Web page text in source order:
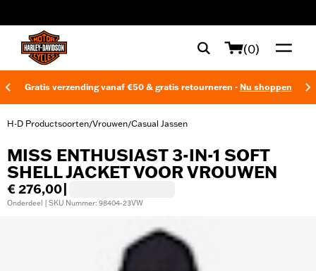
(0)
Gratis verzending vanaf €50 & gratis retourneren - Nu shoppen
H-D Productsoorten/Vrouwen/Casual Jassen
MISS ENTHUSIAST 3-IN-1 SOFT
SHELL JACKET VOOR VROUWEN
€ 276,00
Onderdeel | SKU Nummer: 98404-23VW